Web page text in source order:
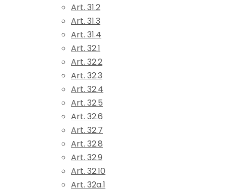
Art. 31.2
Art. 31.3
Art. 31.4
Art. 32.1
Art. 32.2
Art. 32.3
Art. 32.4
Art. 32.5
Art. 32.6
Art. 32.7
Art. 32.8
Art. 32.9
Art. 32.10
Art. 32a.1